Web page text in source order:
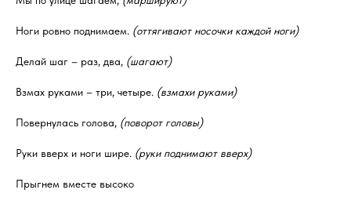
Ноги ровно поднимаем. (оттягивают носочки каждой ноги)
Делай шаг – раз, два, (шагают)
Взмах руками – три, четыре. (взмахи руками)
Повернулась голова, (поворот головы)
Руки вверх и ноги шире. (руки поднимают вверх)
Прыгнем вместе высоко